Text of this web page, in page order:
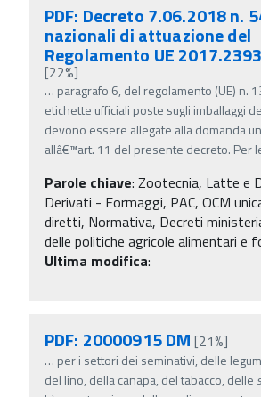
PDF: Decreto 7.06.2018 n.
nazionali di attuazione del
Regolamento UE
[22%]
… paragrafo 6, del regolamento (UE) n.
etichette ufficiali poste sugli imballaggi
devono essere allegate alla domanda
allâ€™art. 11 del presente decreto. Per
Parole chiave: Zootecnia, Latte e
Derivati - Formaggi, PAC, OCM
diretti, Normativa, Decreti
delle politiche agricole alimentari e
Ultima modifica:
PDF: 20000915 DM [21%]
… per i settori dei seminativi, delle
del lino, della canapa, del tabacco, delle